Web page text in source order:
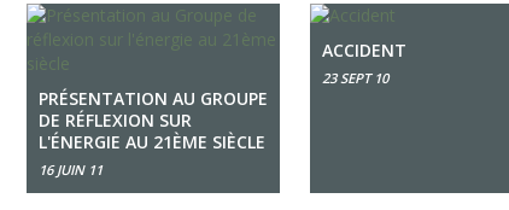
PRÉSENTATION AU GROUPE
DE RÉFLEXION SUR
L'ÉNERGIE AU 21ÈME SIÈCLE
16 JUIN 11
ACCIDENT
23 SEPT 10